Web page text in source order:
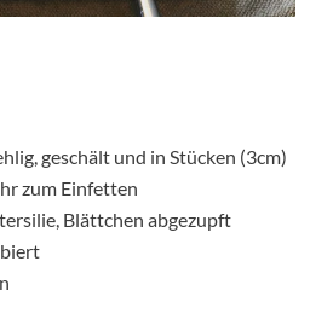
geschält und in Stücken (3cm)
zum Einfetten
Blättchen abgezupft